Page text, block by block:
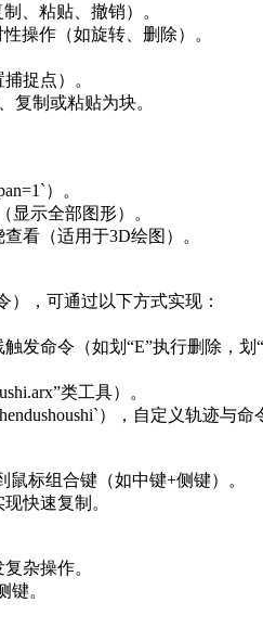
、粘贴、撤销）。
操作（如旋转、删除）。
捉点）。
复制或粘贴为块。
）。
示全部图形）。
看（适用于3D绘图）。
，可通过以下方式实现：
发命令（如划“E”执行删除，划
类工具）。
），自定义轨迹与命
标组合键（如中键+侧键）。
快速复制。
杂操作。
键。